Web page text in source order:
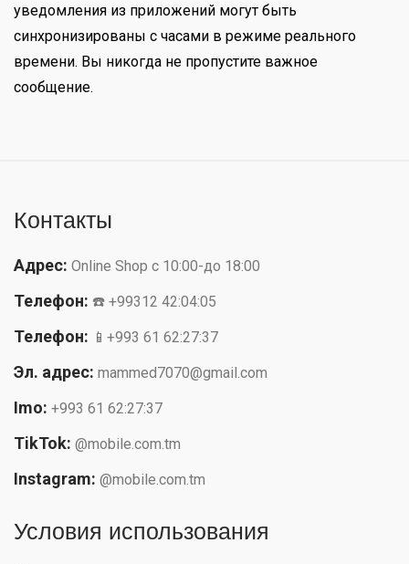
уведомления из приложений могут быть
синхронизированы с часами в режиме реального
времени. Вы никогда не пропустите важное
сообщение.
Контакты
Адрес: Online Shop с 10:00-до 18:00
Телефон: ☎️ +99312 42:04:05
Телефон: 📱+993 61 62:27:37
Эл. адрес: mammed7070@gmail.com
Imo: +993 61 62:27:37
TikTok: @mobile.com.tm
Instagram: @mobile.com.tm
Условия использования